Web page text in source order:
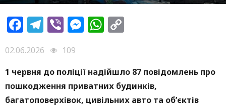
Facebook
Telegram
ViberMessenger
WhatsApp
02.06.2026
109
1 червня до поліції надійшло 87 повідомлень про
пошкодження приватних будинків,
багатоповерхівок, цивільних авто та об’єктів